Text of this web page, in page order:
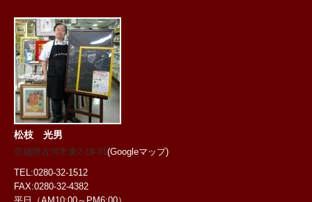
松枝 光男
茨城県古河市東2-19-31 (Googleマップ)
TEL:0280-32-1512
FAX:0280-32-4382